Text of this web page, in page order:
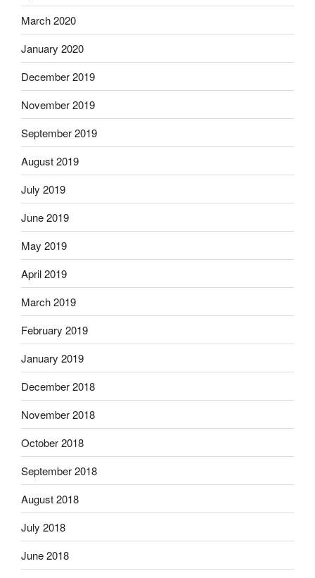
March 2020
January 2020
December 2019
November 2019
September 2019
August 2019
July 2019
June 2019
May 2019
April 2019
March 2019
February 2019
January 2019
December 2018
November 2018
October 2018
September 2018
August 2018
July 2018
June 2018